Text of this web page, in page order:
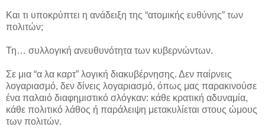
Και τι υποκρύπτει η ανάδειξη της “ατομικής ευθύνης” των
πολιτών;
Τη… συλλογική ανευθυνότητα των κυβερνώντων.
Σε μια “α λα καρτ” λογική διακυβέρνησης. Δεν παίρνεις
λογαριασμό, δεν δίνεις λογαριασμό, όπως μας παρακινούσε
ένα παλαιό διαφημιστικό σλόγκαν: κάθε κρατική αδυναμία,
κάθε πολιτικό λάθος ή παράλειψη μετακυλίεται στους ώμους
των πολιτών.